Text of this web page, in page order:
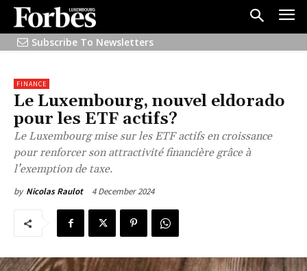
Subscribe To Newsletters
FINANCE
Le Luxembourg, nouvel eldorado
pour les ETF actifs?
Le Luxembourg mise sur les ETF actifs en croissance
pour renforcer son attractivité financière grâce à
l’exemption de taxe.
by Nicolas Raulot 4 December 2024